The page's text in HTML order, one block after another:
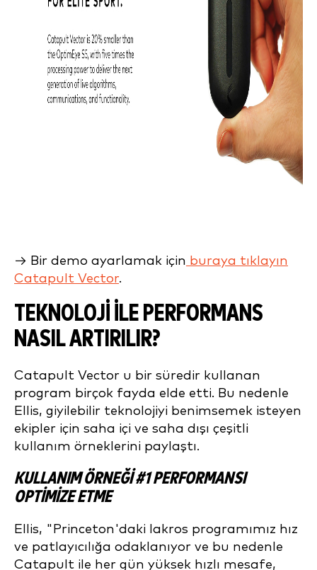
→ Bir demo ayarlamak için buraya tıklayın
Catapult Vector.
TEKNOLOJI ILE PERFORMANS
NASIL ARTIRILIR?
Catapult Vector u bir süredir kullanan
program birçok fayda elde etti. Bu nedenle
Ellis, giyilebilir teknolojiyi benimsemek isteyen
ekipler için saha içi ve saha dışı çeşitli
kullanım örneklerini paylaştı.
KULLANIM ÖRNEĞI #1 PERFORMANSI
OPTIMIZE ETME
Ellis, "Princeton'daki lakros programımız hız
ve patlayıcılığa odaklanıyor ve bu nedenle
Catapult ile her gün yüksek hızlı mesafe,